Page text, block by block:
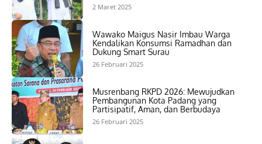
2 Maret 2025
Wawako Maigus Nasir Imbau Warga
Kendalikan Konsumsi Ramadhan dan
Dukung Smart Surau
26 Februari 2025
Musrenbang RKPD 2026: Mewujudkan
Pembangunan Kota Padang yang
Partisipatif, Aman, dan Berbudaya
26 Februari 2025